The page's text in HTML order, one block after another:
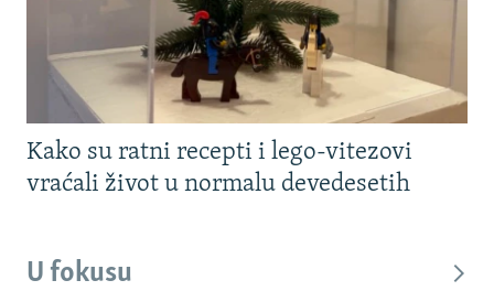
Kako su ratni recepti i lego-vitezovi
vraćali život u normalu devedesetih
U fokusu